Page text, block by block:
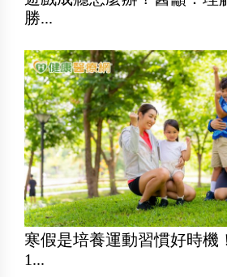
勝...
寒假是培養運動習慣好時機
1...